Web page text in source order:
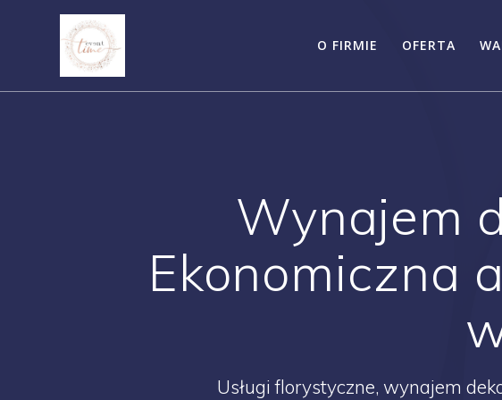
O FIRMIE OFERTA
Wynajem
Ekonomiczna
Usługi florystyczne, wynajem